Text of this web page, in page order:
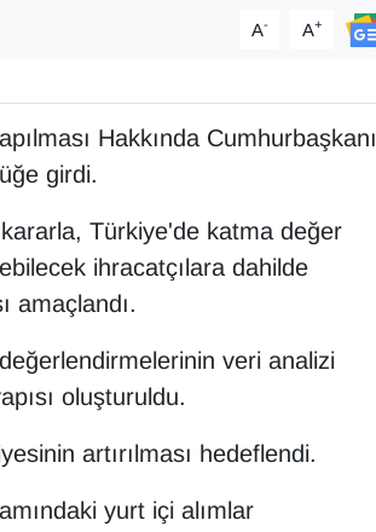
A- A+
Hakkında Cumhurbaşkanı
girdi.
Türkiye'de katma değer
ihracatçılara dahilde
amaçlandı.
veri analizi
oluşturuldu.
artırılması hedeflendi.
yurt içi alımlar